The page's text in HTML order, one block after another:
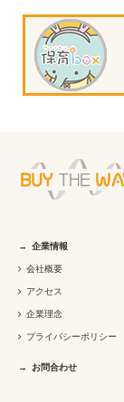
企業情報
会社概要
アクセス
企業理念
プライバシーポリシー
お問合わせ